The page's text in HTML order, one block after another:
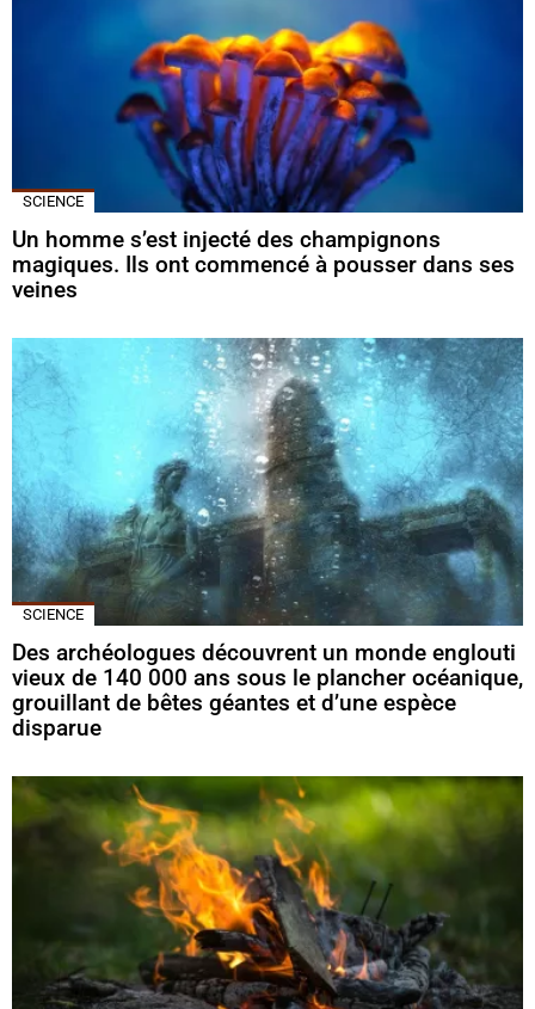
SCIENCE
Un homme s’est injecté des champignons
magiques. Ils ont commencé à pousser dans ses
veines
SCIENCE
Des archéologues découvrent un monde englouti
vieux de 140 000 ans sous le plancher océanique,
grouillant de bêtes géantes et d’une espèce
disparue